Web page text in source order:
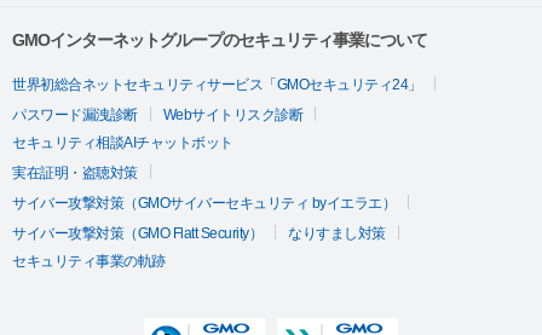
GMOインターネットグループのセキュリティ事業について
世界初総合ネットセキュリティサービス「GMOセキュリティ24」
パスワード漏洩診断
Webサイトリスク診断
セキュリティ相談AIチャットボット
実在証明・盗聴対策
サイバー攻撃対策（GMOサイバーセキュリティ byイエラエ）
サイバー攻撃対策（GMO Flatt Security）
なりすまし対策
セキュリティ事業の軌跡